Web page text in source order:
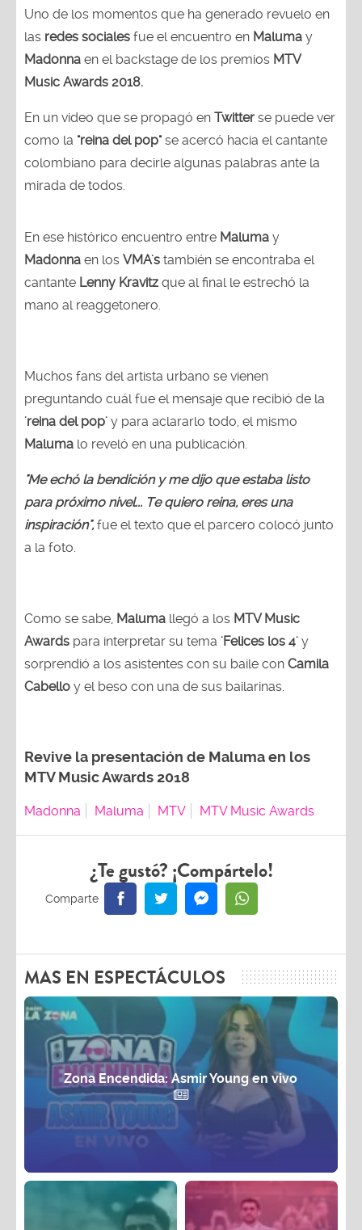
Uno de los momentos que ha generado revuelo en
las redes sociales fue el encuentro en Maluma y
Madonna en el backstage de los premios MTV
Music Awards 2018.
En un video que se propagó en Twitter se puede ver
como la "reina del pop"se acercó hacia el cantante
colombiano para decirle algunas palabras ante la
mirada de todos.
En ese histórico encuentro entre Maluma y
Madonna en los VMA's también se encontraba el
cantante Lenny Kravitz que al final le estrechó la
mano al reaggetonero.
Muchos fans del artista urbano se vienen
preguntando cuál fue el mensaje que recibió de la
'reina del pop' y para aclararlo todo, el mismo
Maluma lo reveló en una publicación.
"Me echó la bendición y me dijo que estaba listo
para próximo nivel... Te quiero reina, eres una
inspiración", fue el texto que el parcero colocó junto
a la foto.
Como se sabe, Maluma llegó a los MTV Music
Awards para interpretar su tema 'Felices los 4' y
sorprendió a los asistentes con su baile con Camila
Cabello y el beso con una de sus bailarinas.
Revive la presentación de Maluma en los
MTV Music Awards 2018
Madonna Maluma MTV MTV Music Awards
¿Te gustó? ¡Compártelo!
MAS EN ESPECTÁCULOS
Zona Encendida: Asmir Young en vivo